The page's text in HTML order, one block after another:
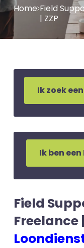
Home Field
| ZZP
Ik zoek
Ik ben
Field
Freelance